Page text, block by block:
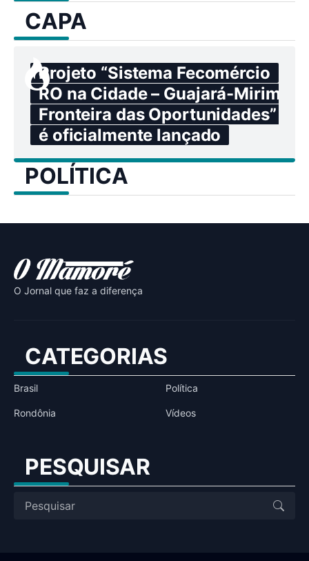
CAPA
Projeto “Sistema Fecomércio
RO na Cidade – Guajará-Mirim:
Fronteira das Oportunidades”
é oficialmente lançado
POLÍTICA
O Jornal que faz a diferença
CATEGORIAS
Brasil Política
Rondônia Vídeos
PESQUISAR